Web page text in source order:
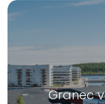
Granec